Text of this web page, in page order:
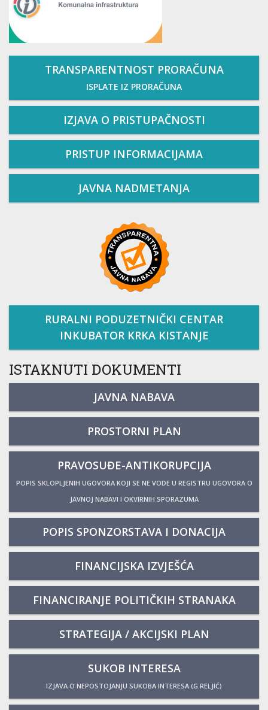
TRANSPARENTNOST PRORAČUNA
ISPLATE IZ PRORAČUNA
IZJAVA O PRISTUPAČNOSTI
PRISTUP INFORMACIJAMA
JAVNA NADMETANJA
RURALNI PODUZETNIČKI CENTAR
INKUBATOR KRKA KISTANJE
ISTAKNUTI DOKUMENTI
JAVNA NABAVA
PROSTORNI PLAN
PRAVOSUĐE-ANTIKORUPCIJA
POPIS SKLOPLJENIH UGOVORA KOJI SE NE VODE U REGISTRU UGOVORA O
JAVNOJ NABAVI I OKVIRNIH SPORAZUMA
POPIS SPONZORSTAVA I DONACIJA
FINANCIJSKA IZVJEŠĆA
FINANCIRANJE POLITIČKIH STRANAKA
STRATEGIJA / AKCIJSKI PLAN
SUKOB INTERESA
IZJAVA O NEPOSTOJANJU SUKOBA INTERESA (G.RELJIĆ)